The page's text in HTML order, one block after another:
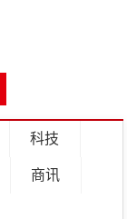
科技
商讯